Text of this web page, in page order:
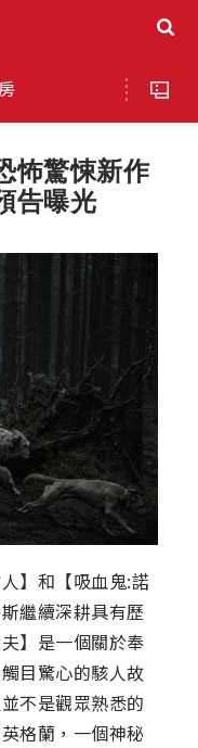
怖驚悚新作
告曝光
】和【吸血鬼:諾
繼續深耕具有歷
】是一個關於奉
目驚心的駭人故
不是觀眾熟悉的
格蘭，一個神秘